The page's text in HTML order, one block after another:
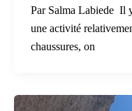
Par Salma Labiede Il
une activité
chaussures, on